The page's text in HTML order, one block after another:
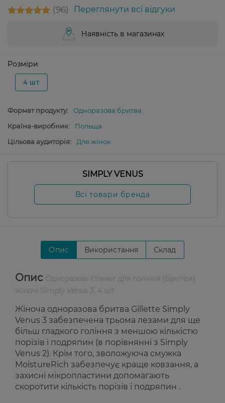
96 Переглянути всі відгуки
Наявність в магазинах
Розміри
4 шт
Формат продукту:
Одноразова бритва
Країна-виробник:
Польща
Цільова аудиторія:
Для жінок
SIMPLY VENUS
Всі товари бренда
Опис Використання Склад
Опис
Жіноча одноразова бритва Gillette Simply
Venus 3 забезпечена трьома лезами для ще
більш гладкого гоління з меншою кількістю
порізів і подряпин (в порівнянні з Simply
Venus 2). Крім того, зволожуюча смужка
MoistureRich забезпечує краще ковзання, а
захисні мікропластини допомагають
скоротити кількість порізів і подряпин .